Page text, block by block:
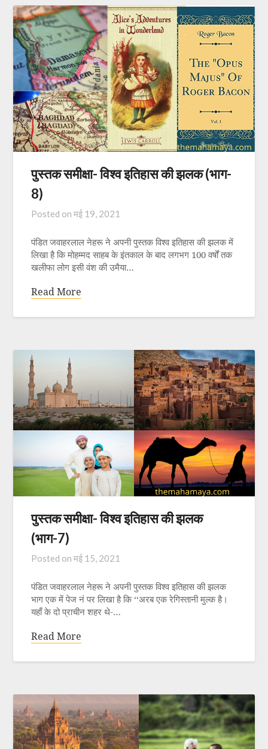
पुस्तक समीक्षा- विश्व इतिहास की झलक (भाग-
8)
Posted onमई 19, 2021
पंडित जवाहरलाल नेहरू ने अपनी पुस्तक विश्व इतिहास की झलक में
लिखा है कि मोहम्मद साहब के इंतकाल के बाद लगभग 100 वर्षों तक
खलीफा लोग इसी वंश की उमैया…
Read More
पुस्तक समीक्षा- विश्व इतिहास की झलक
(भाग-7)
Posted onमई 15, 2021
पंडित जवाहरलाल नेहरू ने अपनी पुस्तक विश्व इतिहास की झलक
भाग एक में पेज नं पर लिखा है कि ‘‘अरब एक रेगिस्तानी मुल्क है।
यहाँ के दो प्राचीन शहर थे-…
Read More